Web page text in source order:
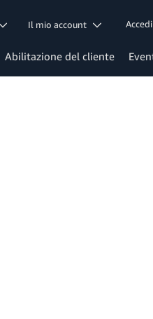
Il mio account Accedi
Abilitazione del cliente